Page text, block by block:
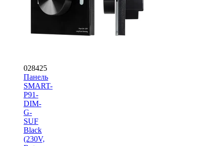
028425
Панель
SMART-
P91-
DIM-
G-
SUF
Black
(230V,